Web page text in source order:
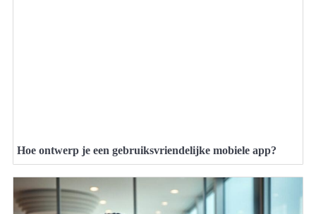
Hoe ontwerp je een gebruiksvriendelijke mobiele app?